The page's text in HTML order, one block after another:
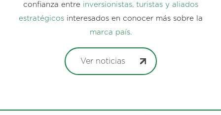
confianza entre inversionistas, turistas y aliados
estratégicos interesados en conocer más sobre la
marca país.
Ver noticias